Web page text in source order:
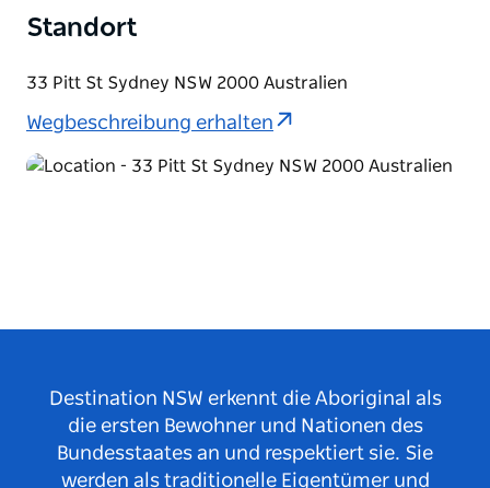
Standort
33 Pitt St Sydney NSW 2000 Australien
Wegbeschreibung erhalten
Destination NSW erkennt die Aboriginal als
die ersten Bewohner und Nationen des
Bundesstaates an und respektiert sie. Sie
werden als traditionelle Eigentümer und